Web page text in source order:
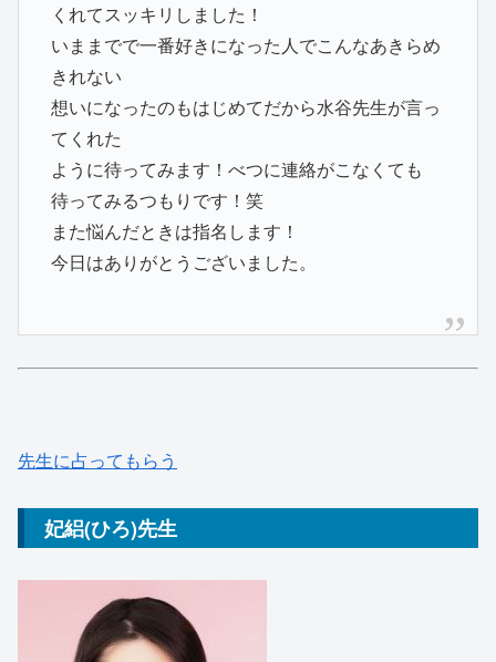
くれてスッキリしました！
いままでで一番好きになった人でこんなあきらめ
きれない
想いになったのもはじめてだから水谷先生が言っ
てくれた
ように待ってみます！べつに連絡がこなくても
待ってみるつもりです！笑
また悩んだときは指名します！
今日はありがとうございました。
先生に占ってもらう
妃絽(ひろ)先生